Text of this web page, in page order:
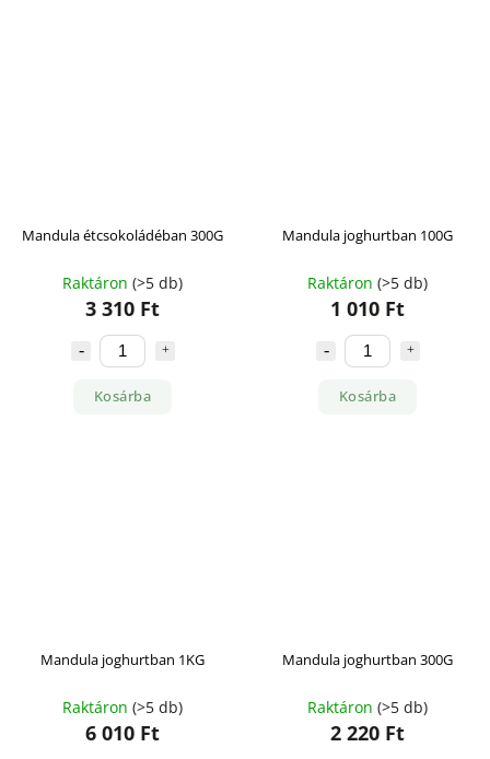
Mandula étcsokoládéban 300G
Raktáron (>5 db)
3 310 Ft
Kosárba
Mandula joghurtban 100G
Raktáron (>5 db)
1 010 Ft
Kosárba
Mandula joghurtban 1KG
Raktáron (>5 db)
6 010 Ft
Mandula joghurtban 300G
Raktáron (>5 db)
2 220 Ft